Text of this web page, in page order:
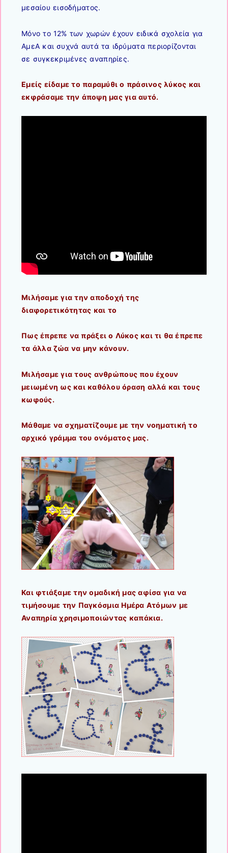
μεσαίου εισοδήματος.
Μόνο το 12% των χωρών έχουν ειδικά σχολεία για
ΑμεΑ και συχνά αυτά τα ιδρύματα περιορίζονται
σε συγκεκριμένες αναπηρίες.
Εμείς είδαμε το παραμύθι ο πράσινος λύκος και
εκφράσαμε την άποψη μας για αυτό.
Μιλήσαμε για την αποδοχή της
διαφορετικότητας και το
Πως έπρεπε να πράξει ο Λύκος και τι θα έπρεπε
τα άλλα ζώα να μην κάνουν.
Μιλήσαμε για τους ανθρώπους που έχουν
μειωμένη ως και καθόλου όραση αλλά και τους
κωφούς.
Μάθαμε να σχηματίζουμε με την νοηματική το
αρχικό γράμμα του ονόματος μας.
Και φτιάξαμε την ομαδική μας αφίσα για να
τιμήσουμε την Παγκόσμια Ημέρα Ατόμων με
Αναπηρία χρησιμοποιώντας καπάκια.